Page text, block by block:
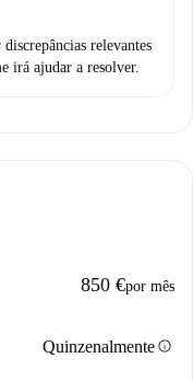
relevantes
irá ajudar a resolver.
850 €por mês
Quinzenalmenteinfo